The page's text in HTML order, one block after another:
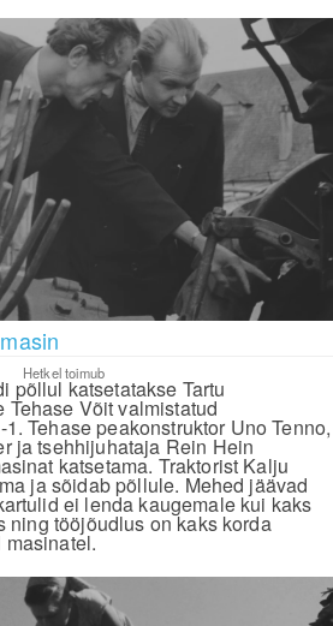
Hetkel toimub
põllul katsetatakse Tartu
Võit valmistatud
Tehase peakonstruktor Uno Tenno,
ja tsehhijuhataja Rein Hein
katsetama. Traktorist Kalju
ja sõidab põllule. Mehed jäävad
ei lenda kaugemale kui kaks
ning tööjõudlus on kaks korda